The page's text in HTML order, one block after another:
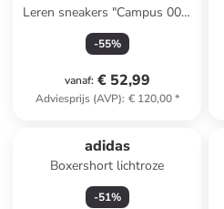
Leren sneakers "Campus 00s"
zwart
-55%
vanaf: € 52,99
Adviesprijs (AVP): € 120,00*
adidas
Boxershort lichtroze
-51%